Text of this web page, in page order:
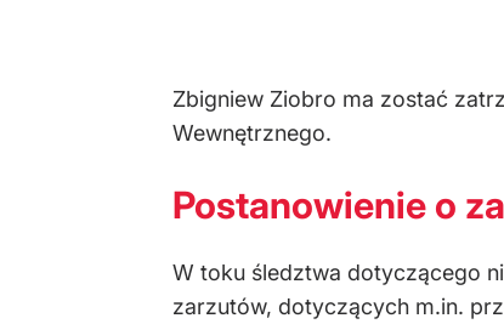
Zbigniew Ziobro ma zostać
Wewnętrznego.
Postanowienie o
W toku śledztwa dotyczącego
zarzutów, dotyczących m.in.